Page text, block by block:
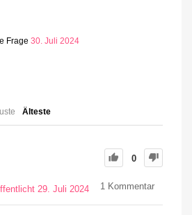
Frage 30. Juli 2024
Älteste
0
29. Juli 2024 1 Kommentar